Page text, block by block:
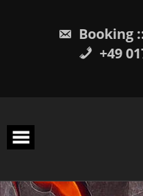
Booking
+49